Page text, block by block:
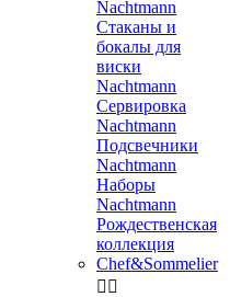
Nachtmann
Стаканы и
бокалы для
виски
Nachtmann
Сервировка
Nachtmann
Подсвечники
Nachtmann
Наборы
Nachtmann
Рождественская
коллекция
Chef&Sommelier
 